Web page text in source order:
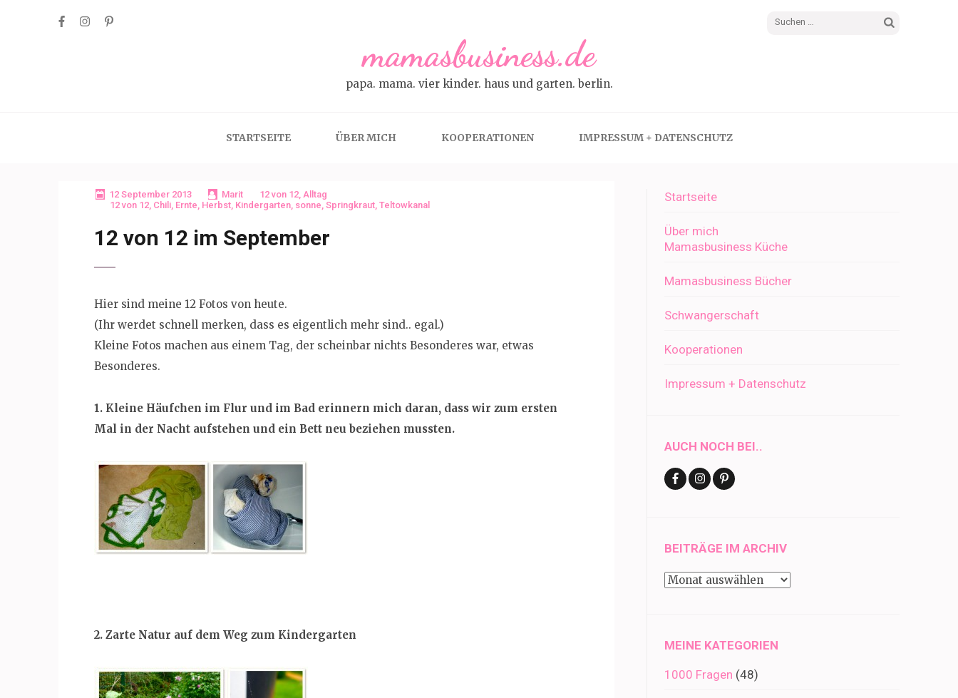
Suchen
mamasbusiness.de
papa. mama. vier kinder. haus und garten. berlin.
STARTSEITE ÜBER MICH KOOPERATIONEN IMPRESSUM + DATENSCHUTZ
12 September 2013 Marit 12 von 12, Alltag
12 von 12, Chili, Ernte, Herbst, Kindergarten, sonne, Springkraut, Teltowkanal
12 von 12 im September
Hier sind meine 12 Fotos von heute.
(Ihr werdet schnell merken, dass es eigentlich mehr sind.. egal.)
Kleine Fotos machen aus einem Tag, der scheinbar nichts Besonderes war, etwas
Besonderes.
1. Kleine Häufchen im Flur und im Bad erinnern mich daran, dass wir zum ersten
Mal in der Nacht aufstehen und ein Bett neu beziehen mussten.
2. Zarte Natur auf dem Weg zum Kindergarten
Startseite
Über mich
Mamasbusiness Küche
Mamasbusiness Bücher
Schwangerschaft
Kooperationen
Impressum + Datenschutz
AUCH NOCH BEI..
BEITRÄGE IM ARCHIV
Beiträge
MEINE KATEGORIEN
1000 Fragen (48)